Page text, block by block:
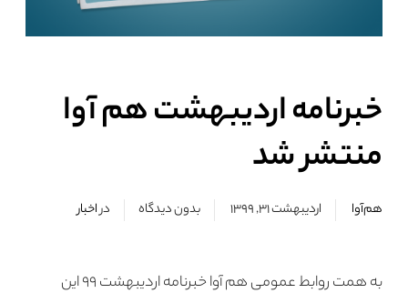
خبرنامه اردیبهشت هم آوا
منتشر شد
هم‌آوا اردیبهشت ۳۱, ۱۳۹۹ بدون دیدگاه دراخبار
به همت روابط عمومی هم آوا خبرنامه اردیبهشت ۹۹ این